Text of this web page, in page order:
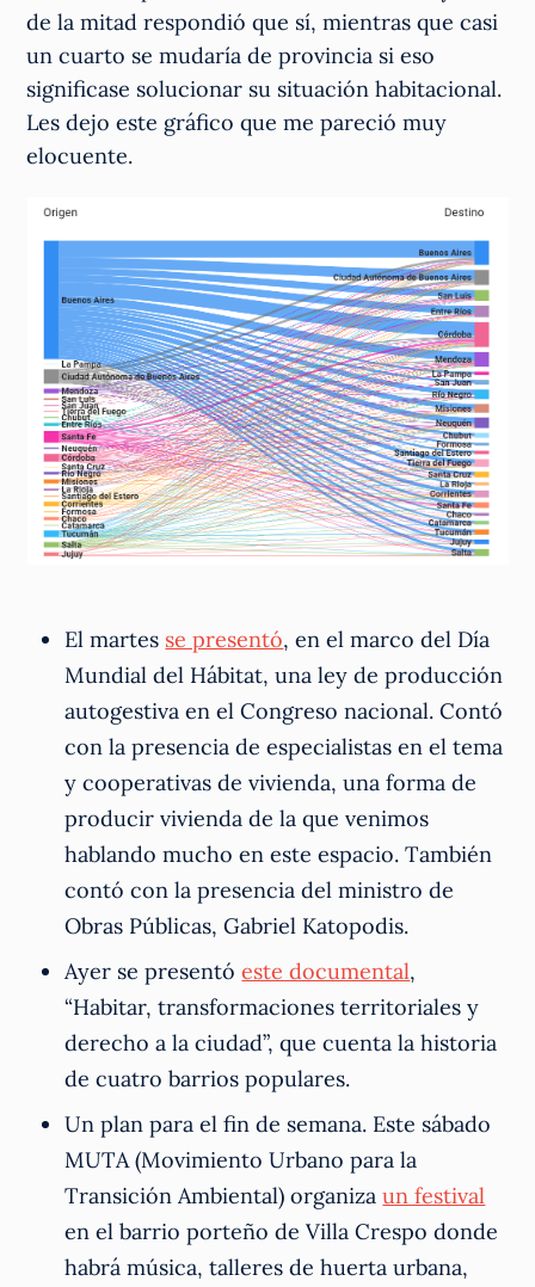
de la mitad respondió que sí, mientras que casi
un cuarto se mudaría de provincia si eso
significase solucionar su situación habitacional.
Les dejo este gráfico que me pareció muy
elocuente.
El martes se presentó, en el marco del Día
Mundial del Hábitat, una ley de producción
autogestiva en el Congreso nacional. Contó
con la presencia de especialistas en el tema
y cooperativas de vivienda, una forma de
producir vivienda de la que venimos
hablando mucho en este espacio. También
contó con la presencia del ministro de
Obras Públicas, Gabriel Katopodis.
Ayer se presentóeste documental,
“Habitar, transformaciones territoriales y
derecho a la ciudad”, que cuenta la historia
de cuatro barrios populares.
Un plan para el fin de semana. Este sábado
MUTA (Movimiento Urbano para la
Transición Ambiental) organizaun festival
en el barrio porteño de Villa Crespo donde
habrá música, talleres de huerta urbana,